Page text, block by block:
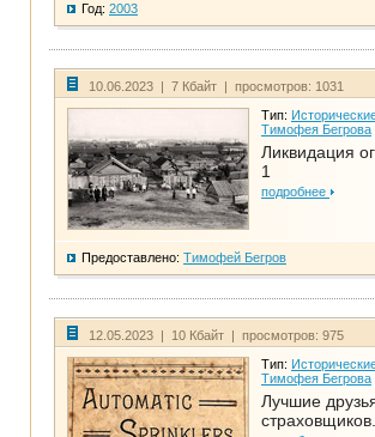
Год: 2003
10.06.2023 | 7 Кбайт | просмотров: 1031
Тип:
Тимофея Бегрова
Ликвидация
1
подробнее
Предоставлено: Тимофей Бегров
12.05.2023 | 10 Кбайт | просмотров: 975
Тип:
Тимофея Бегрова
Лучшие